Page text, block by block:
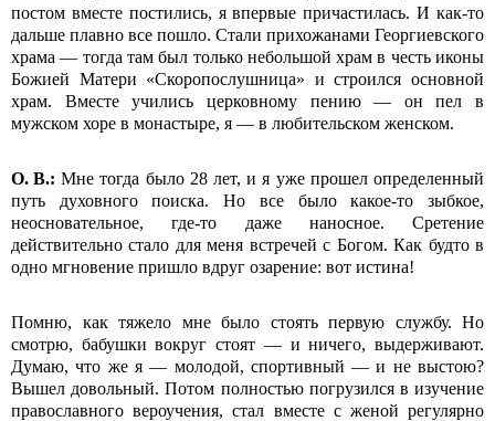
постом вместе постились, я впервые причастилась. И как-то
дальше плавно все пошло. Стали прихожанами Георгиевского
храма — тогда там был только небольшой храм в честь иконы
Божией Матери «Скоропослушница» и строился основной
храм. Вместе учились церковному пению — он пел в
мужском хоре в монастыре, я — в любительском женском.
О. В.: Мне тогда было 28 лет, и я уже прошел определенный
путь духовного поиска. Но все было какое-то зыбкое,
неосновательное, где-то даже наносное. Сретение
действительно стало для меня встречей с Богом. Как будто в
одно мгновение пришло вдруг озарение: вот истина!
Помню, как тяжело мне было стоять первую службу. Но
смотрю, бабушки вокруг стоят — и ничего, выдерживают.
Думаю, что же я — молодой, спортивный — и не выстою?
Вышел довольный. Потом полностью погрузился в изучение
православного вероучения, стал вместе с женой регулярно